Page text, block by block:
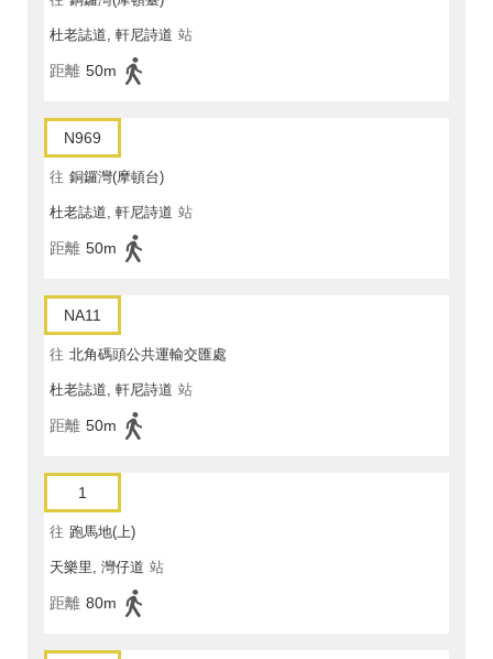
杜老誌道, 軒尼詩道 站
距離 50m
N969
往 銅鑼灣(摩頓台)
杜老誌道, 軒尼詩道 站
距離 50m
NA11
往 北角碼頭公共運輸交匯處
杜老誌道, 軒尼詩道 站
距離 50m
1
往 跑馬地(上)
天樂里, 灣仔道 站
距離 80m